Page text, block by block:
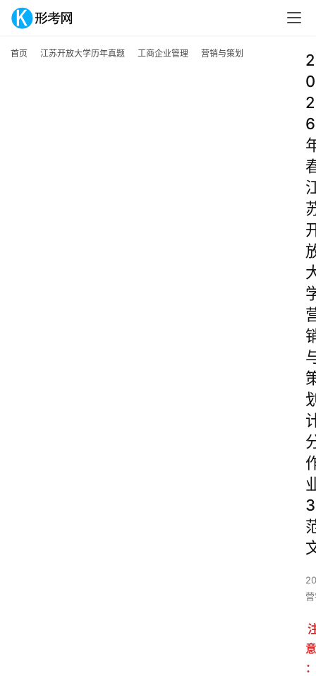
首页 江苏开放大学历年真题 工商企业管理 营销与策划
2
0
2
6
3
意
：